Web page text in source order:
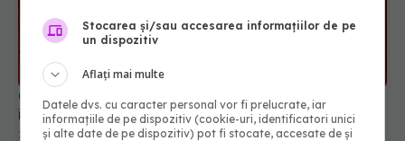
Celule zombie în vasele de sânge. Uite ce s-a
întâmplat cu sângele tău dacă ai avut COVID
28 iul 2025, 15:08
Stocarea și/sau accesarea informațiilor de pe
un dispozitiv
Aflați mai multe
Datele dvs. cu caracter personal vor fi prelucrate, iar
informațiile de pe dispozitiv (cookie-uri, identificatori unici
și alte date de pe dispozitiv) pot fi stocate, accesate de și